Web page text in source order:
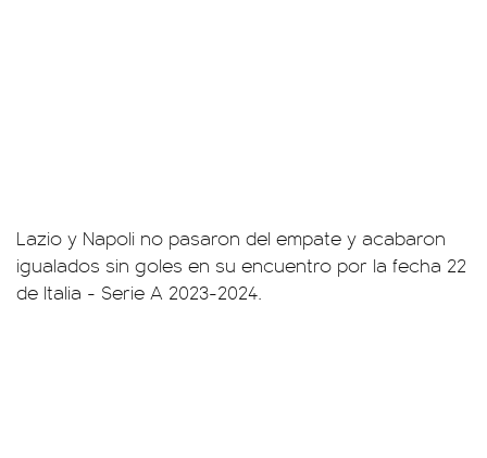
Lazio y Napoli no pasaron del empate y acabaron
igualados sin goles en su encuentro por la fecha 22
de Italia - Serie A 2023-2024.